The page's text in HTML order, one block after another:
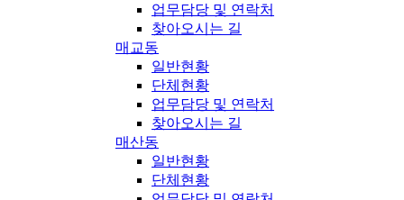
업무담당 및 연락처
찾아오시는 길
매교동
일반현황
단체현황
업무담당 및 연락처
찾아오시는 길
매산동
일반현황
단체현황